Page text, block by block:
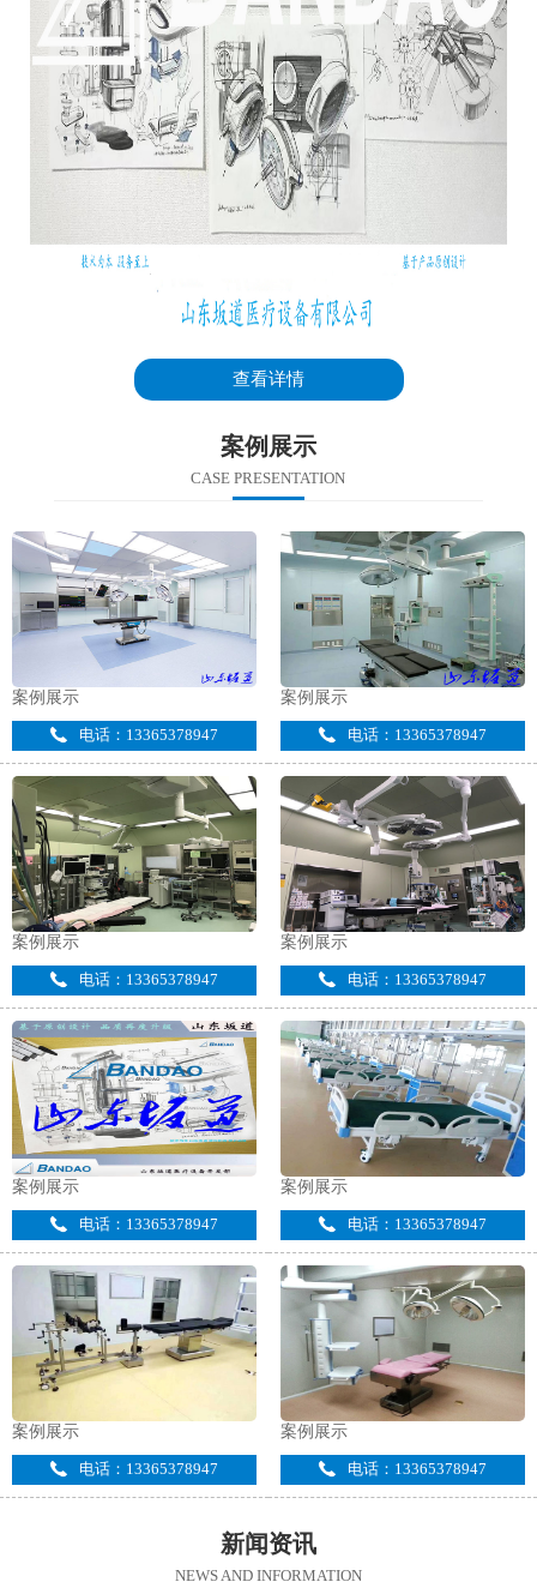
查看详情
案例展示
CASE PRESENTATION
案例展示
电话：13365378947
案例展示
电话：13365378947
案例展示
电话：13365378947
案例展示
电话：13365378947
案例展示
电话：13365378947
案例展示
电话：13365378947
案例展示
电话：13365378947
案例展示
电话：13365378947
新闻资讯
NEWS AND INFORMATION